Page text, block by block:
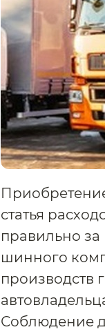
статья
правильно за
шинного
производств
Соблюдение